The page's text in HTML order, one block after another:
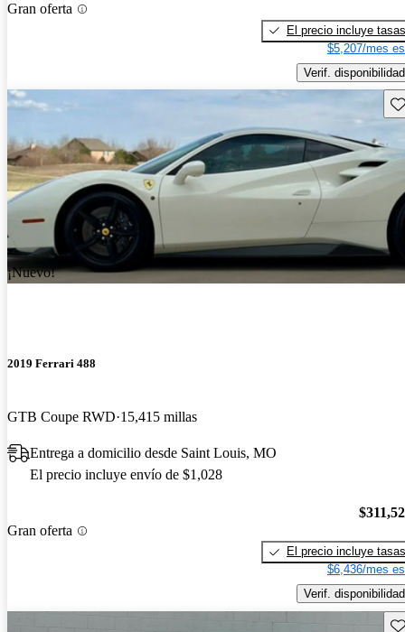
Gran oferta
El precio incluye tasas
$5,207/mes
Verif. disponibilidad
¡Nuevo!
2019 Ferrari 488
GTB Coupe RWD 15,415 millas
Entrega a domicilio desde Saint Louis, MO
El precio incluye envío de $1,028
Gran oferta
El precio incluye tasas
$6,436/mes
Verif. disponibilidad